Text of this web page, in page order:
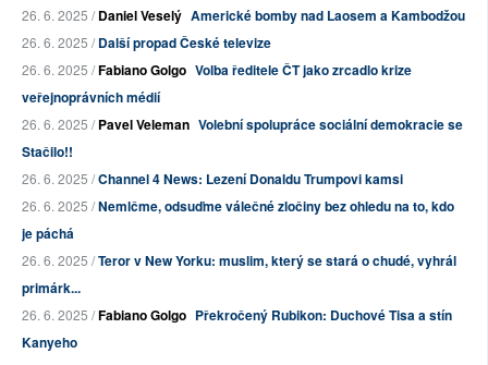
26. 6. 2025 /Daniel Veselý Americké bomby nad Laosem a Kambodžou
26. 6. 2025 /Další propad České televize
26. 6. 2025 /Fabiano Golgo Volba ředitele ČT jako zrcadlo krize
veřejnoprávních médií
26. 6. 2025 /Pavel Veleman Volební spolupráce sociální demokracie se
Stačilo!!
26. 6. 2025 /Channel 4 News: Lezení Donaldu Trumpovi kamsi
26. 6. 2025 /Nemlčme, odsuďme válečné zločiny bez ohledu na to, kdo
je páchá
26. 6. 2025 /Teror v New Yorku: muslim, který se stará o chudé, vyhrál
primárk...
26. 6. 2025 /Fabiano Golgo Překročený Rubikon: Duchové Tisa a stín
Kanyeho